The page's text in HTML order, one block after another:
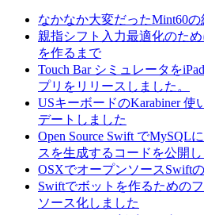
なかなか大変だったMint60
親指シフト入力最適化のた
を作るまで
Touch Bar シミュレータを
プリをリリースしました。
USキーボードのKarabiner 使
デートしました
Open Source Swift でMySQL
スを生成するコードを公開
OSXでオープンソースSwift
Swiftでボットを作るための
ソース化しました